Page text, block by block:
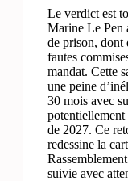
Le verdict est
Marine Le Pen
de prison, dont
fautes
mandat. Cette
une peine
30 mois avec
potentiellement
de 2027. Ce
redessine la
suivie avec